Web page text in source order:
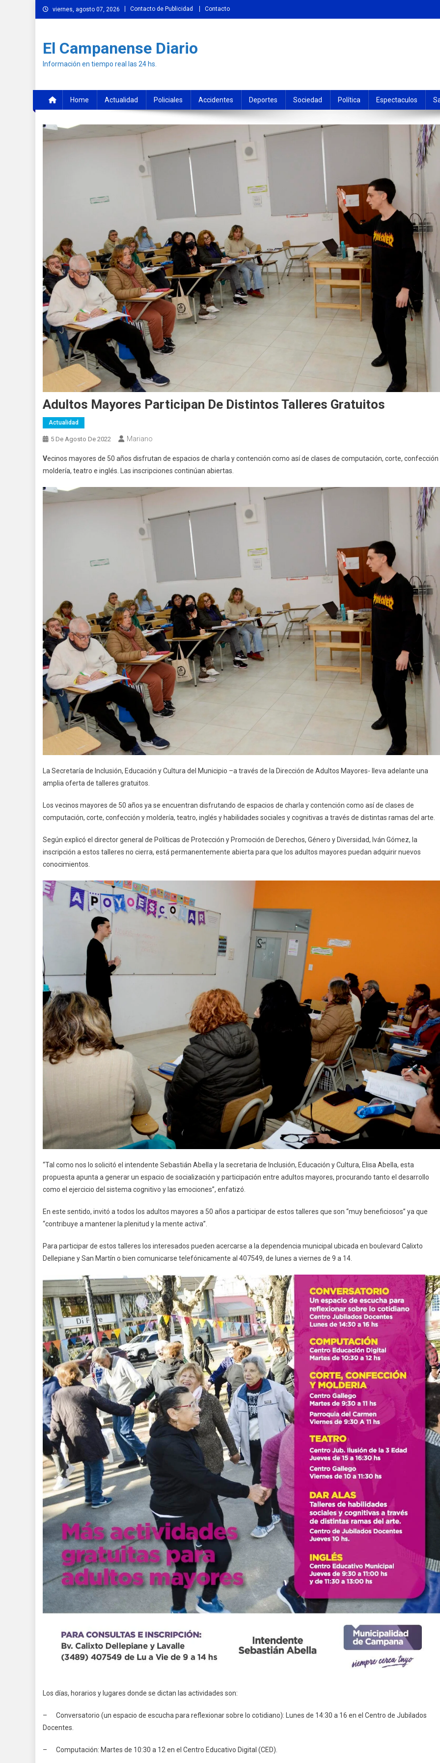
Skip
to
viernes, agosto 07, 2026 Contacto de Publicidad Contacto
El Campanense Diario
Información en tiempo real las 24 hs.
Home Actualidad Policiales Accidentes Deportes Sociedad Política Espectaculos
Adultos Mayores Participan De Distintos Talleres Gratuitos
Actualidad
5 De Agosto De 2022 Mariano
Vecinos mayores de 50 años disfrutan de espacios de charla y contención como así de clases de computación, corte, confección
moldería, teatro e inglés. Las inscripciones continúan abiertas.
La Secretaría de Inclusión, Educación y Cultura del Municipio –a través de la Dirección de Adultos Mayores- lleva adelante una
amplia oferta de talleres gratuitos.
Los vecinos mayores de 50 años ya se encuentran disfrutando de espacios de charla y contención como así de clases de
computación, corte, confección y moldería, teatro, inglés y habilidades sociales y cognitivas a través de distintas ramas del arte.
Según explicó el director general de Políticas de Protección y Promoción de Derechos, Género y Diversidad, Iván Gómez, la
inscripción a estos talleres no cierra, está permanentemente abierta para que los adultos mayores puedan adquirir nuevos
conocimientos.
“Tal como nos lo solicitó el intendente Sebastián Abella y la secretaria de Inclusión, Educación y Cultura, Elisa Abella, esta
propuesta apunta a generar un espacio de socialización y participación entre adultos mayores, procurando tanto el desarrollo
como el ejercicio del sistema cognitivo y las emociones”, enfatizó.
En este sentido, invitó a todos los adultos mayores a 50 años a participar de estos talleres que son “muy beneficiosos” ya que
“contribuye a mantener la plenitud y la mente activa”.
Para participar de estos talleres los interesados pueden acercarse a la dependencia municipal ubicada en boulevard Calixto
Dellepiane y San Martín o bien comunicarse telefónicamente al 407549, de lunes a viernes de 9 a 14.
Los días, horarios y lugares donde se dictan las actividades son:
– Conversatorio (un espacio de escucha para reflexionar sobre lo cotidiano): Lunes de 14:30 a 16 en el Centro de Jubilados
Docentes.
– Computación: Martes de 10:30 a 12 en el Centro Educativo Digital (CED).